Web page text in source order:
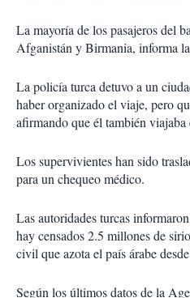
La mayoría de los pasajeros del
Afganistán y Birmania, informa
La policía turca detuvo a un
haber organizado el viaje, pero
afirmando que él también viajaba
Los supervivientes han sido
para un chequeo médico.
Las autoridades turcas
hay censados 2.5 millones de
civil que azota el país árabe
Según los últimos datos de la